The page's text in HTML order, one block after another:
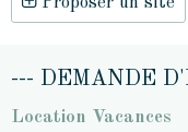
--- DEMANDE
Location Vacances